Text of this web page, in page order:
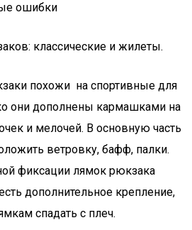
ошибки
классические и жилеты.
похожи на спортивные для
они дополнены кармашками на
и мелочей. В основную часть
ветровку, бафф, палки.
фиксации лямок рюкзака
дополнительное крепление,
спадать с плеч.